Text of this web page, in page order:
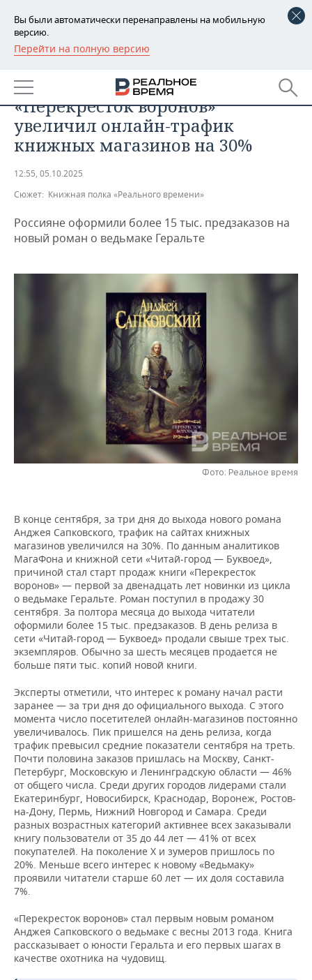
Вы были автоматически перенаправлены на мобильную
версию.
Перейти на полную версию
РЕГИОНЫ
БАШКОРТОСТАН
ТАТАРСТАН
УДМУРТИЯ
НОВОСТИ
АНАЛИТИКА
НОВОСТИ АНАЛИТИКИ
ДЕКЛАРАЦИИ О ДОХОДАХ
ВУЗЫ ТАТАРСТАНА
КОМУ ПРИНАДЛЕЖАТ
ЭКОНОМИКА
НОВОСТИ ЭКОНОМИКИ
БАНКИ
БЮДЖЕТ
ПРОМЫШЛЕННОСТЬ
ПРОМЫШЛЕННОСТИ
НОВОСТИ НЕДВИЖИМОСТИ
АВТО
НОВОСТИ АВТО
БИЗНЕС
НОВОСТИ БИЗНЕСА
РОЗНИЧНАЯ ТОРГОВЛЯ
ТРАНСПОРТ
НОВОСТИ ТЕХНОЛОГИЙ
IT
ТЕЛЕКОММУНИКАЦИИ
НОВОСТИ МЕРОПРИЯТИЙ
ВЫЕЗДНАЯ РЕДАКЦИЯ
БИЗНЕС-БРАНЧИ
ONLINE-КОНФЕРЕНЦИИ
СПОРТ
НОВОСТИ СПОРТА
ХОККЕЙ
ВОЛЕЙБОЛ
КИБЕРСПОРТ
ФИГУРНОЕ КАТАНИЕ
ВОДНЫЕ ВИДЫ СПОРТА
ХОККЕЙ С МЯЧОМ
НОВОСТИ ОБЩЕСТВА
ВЛАСТЬ
ИСТОРИЯ
КУЛЬТУРА
МЕДИЦИНА
ОБРАЗОВАНИЕ
ПРОИСШЕСТВИЯ
СЮЖЕТЫ
СПИСОК ПЕРСОН
СПИСОК КОМПАНИЙ
ПОЛНАЯ ВЕРСИЯ
Выход книги Сапковского
«Перекресток воронов»
увеличил онлайн-трафик
книжных магазинов на 30%
12:55, 05.10.2025
Сюжет: Книжная полка «Реального времени»
Россияне оформили более 15 тыс. предзаказов на
новый роман о ведьмаке Геральте
Фото: Реальное время
В конце сентября, за три дня до выхода нового романа
Анджея Сапковского, трафик на сайтах книжных
магазинов увеличился на 30%. По данным аналитиков
МагаФона и книжной сети «Читай-город — Буквоед»,
причиной стал старт продаж книги «Перекресток
воронов» — первой за двенадцать лет новинки из цикла
о ведьмаке Геральте. Роман поступил в продажу 30
сентября. За полтора месяца до выхода читатели
оформили более 15 тыс. предзаказов. В день релиза в
сети «Читай-город — Буквоед» продали свыше трех тыс.
экземпляров. Обычно за шесть месяцев продается не
больше пяти тыс. копий новой книги.
Эксперты отметили, что интерес к роману начал расти
заранее — за три дня до официального выхода. С этого
момента число посетителей онлайн-магазинов постоянно
увеличивалось. Пик пришелся на день релиза, когда
трафик превысил средние показатели сентября на треть.
Почти половина заказов пришлась на Москву, Санкт-
Петербург, Московскую и Ленинградскую области — 46%
от общего числа. Среди других городов лидерами стали
Екатеринбург, Новосибирск, Краснодар, Воронеж, Ростов-
на-Дону, Пермь, Нижний Новгород и Самара. Среди
разных возрастных категорий активнее всех заказывали
книгу пользователи от 35 до 44 лет — 41% от всех
покупателей. На поколение Х и зумеров пришлось по
20%. Меньше всего интерес к новому «Ведьмаку»
проявили читатели старше 60 лет — их доля составила
7%.
«Перекресток воронов» стал первым новым романом
Анджея Сапковского о ведьмаке с весны 2013 года. Книга
рассказывает о юности Геральта и его первых шагах в
качестве охотника на чудовищ.